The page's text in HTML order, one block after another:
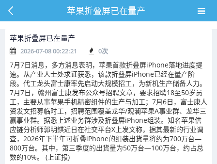
苹果折叠屏已在量产
苹果折叠屏已在量产
2026-07-08 00:22:21 0次
7月7日消息，多方消息表明，苹果首款折叠屏iPhone落地进度提
速。从产业人士处求证获悉，该款折叠屏iPhone已经在量产阶
段。代工龙头富士康率先启动大规模招工，为新机生产储备人力。
7月7日，赣州富士康发布公众号招聘文章，要求招聘18至50岁员
工，主要从事苹果手机精密组件的生产与加工；7月6日，富士康人
资发文招募临时工，招聘范围覆盖龙华/观澜苹果A事业群、龙华三
赢事业群。据悉上述业务群涉及折叠屏iPhone组装。知名苹果供
应链分析师郭明錤近日在社交平台X上发文称，据其最新的行业调
查，2026年下半年可折叠iPhone的组装出货量将约为700万台—
800万台。其中，第三季度的出货量为50万台—100万台，约占总
数的10%。 (上证报)